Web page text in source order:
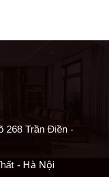
268 Trần Điền -
- Hà Nội